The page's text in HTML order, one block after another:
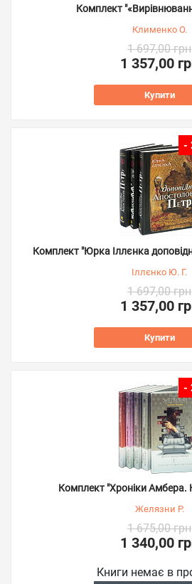
Комплект
Клименко О.
1 697,00 грн
1 357,00
Купити
-
Комплект "Юрка Іллєнка
Іллєнко Ю. Г.
1 697,00 грн
1 357,00
Купити
-
Комплект "Хроніки Амбера.
Желязни Р.
1 675,00 грн
1 340,00
Книги немає в